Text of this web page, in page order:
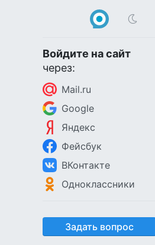
Войдите на сайт
через:
Mail.ru
Google
Яндекс
Фейсбук
ВКонтакте
Одноклассники
Задать вопрос